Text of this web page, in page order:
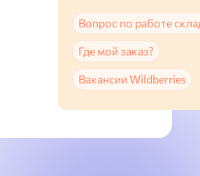
Вопрос по работе
Где мой заказ?
Вакансии Wildberries